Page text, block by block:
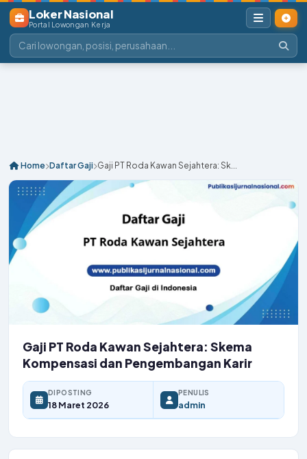
Loker Nasional
Portal Lowongan Kerja
Home Daftar Gaji Gaji PT Roda Kawan Sejahtera: Sk...
Gaji PT Roda Kawan Sejahtera: Skema
Kompensasi dan Pengembangan Karir
DIPOSTING
18 Maret 2026
PENULIS
admin